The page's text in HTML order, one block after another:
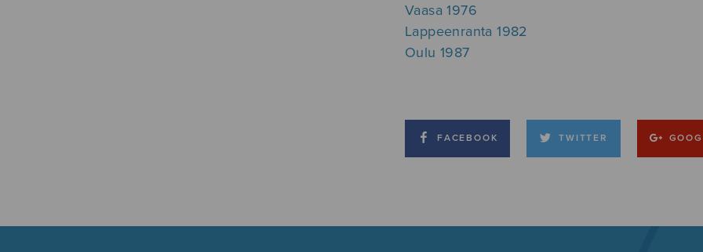
Vaasa 1976
Lappeenranta 1982
Oulu 1987
FACEBOOK TWITTER